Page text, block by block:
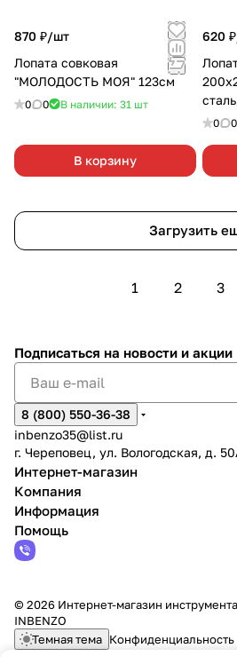
870 ₽/шт
Лопата совковая
"МОЛОДОСТЬ МОЯ" 123см
0 0 В наличии: 31 шт
В корзину
620
0 0
Загрузить
1 2 3
Подписаться на новости и акции
8 (800) 550-36-38
inbenzo35@list.ru
г. Череповец, ул. Вологодская, д.
Интернет-магазин
Компания
Информация
Помощь
© 2026 Интернет-магазин
INBENZO
Темная тема Конфиденциальность